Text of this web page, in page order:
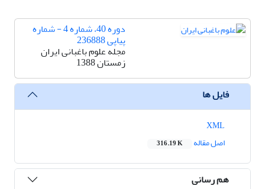
دوره 40، شماره 4 - شماره
پیاپی 236888
مجله علوم باغبانی ایران
زمستان 1388
فایل ها
اصل مقاله
316.19 K
هم رسانی